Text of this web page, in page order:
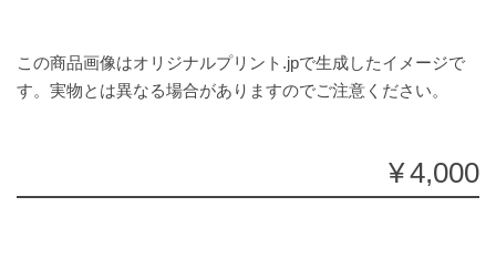
この商品画像はオリジナルプリント.jpで生成したイメージで
す。実物とは異なる場合がありますのでご注意ください。
¥4,000